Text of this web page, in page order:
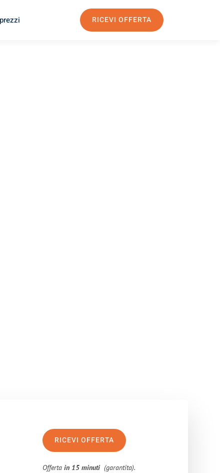
RICEVI OFFERTA
RICEVI OFFERTA
Offertain 15 minuti (garantita).